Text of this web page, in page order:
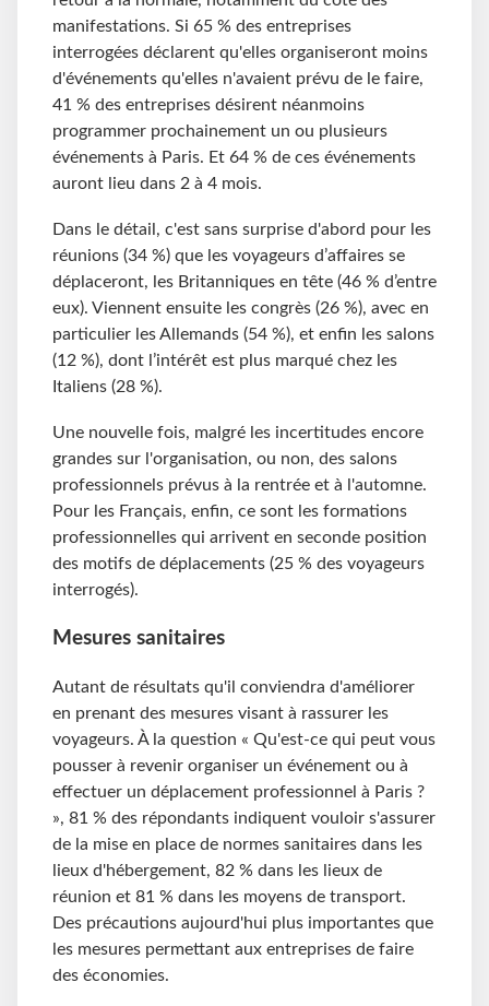
manifestations. Si 65 % des entreprises
interrogées déclarent qu'elles organiseront moins
d'événements qu'elles n'avaient prévu de le faire,
41 % des entreprises désirent néanmoins
programmer prochainement un ou plusieurs
événements à Paris. Et 64 % de ces événements
auront lieu dans 2 à 4 mois.
Dans le détail, c'est sans surprise d'abord pour les
réunions (34 %) que les voyageurs d’affaires se
déplaceront, les Britanniques en tête (46 % d’entre
eux). Viennent ensuite les congrès (26 %), avec en
particulier les Allemands (54 %), et enfin les salons
(12 %), dont l’intérêt est plus marqué chez les
Italiens (28 %).
Une nouvelle fois, malgré les incertitudes encore
grandes sur l'organisation, ou non, des salons
professionnels prévus à la rentrée et à l'automne.
Pour les Français, enfin, ce sont les formations
professionnelles qui arrivent en seconde position
des motifs de déplacements (25 % des voyageurs
interrogés).
Mesures sanitaires
Autant de résultats qu'il conviendra d'améliorer
en prenant des mesures visant à rassurer les
voyageurs. À la question « Qu'est-ce qui peut vous
pousser à revenir organiser un événement ou à
effectuer un déplacement professionnel à Paris ?
», 81 % des répondants indiquent vouloir s'assurer
de la mise en place de normes sanitaires dans les
lieux d'hébergement, 82 % dans les lieux de
réunion et 81 % dans les moyens de transport.
Des précautions aujourd'hui plus importantes que
les mesures permettant aux entreprises de faire
des économies.